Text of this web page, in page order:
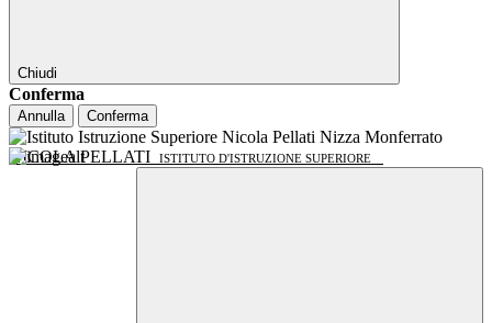
Chiudi
Conferma
Annulla Conferma
NICOLA PELLATI ISTITUTO D'ISTRUZIONE SUPERIORE